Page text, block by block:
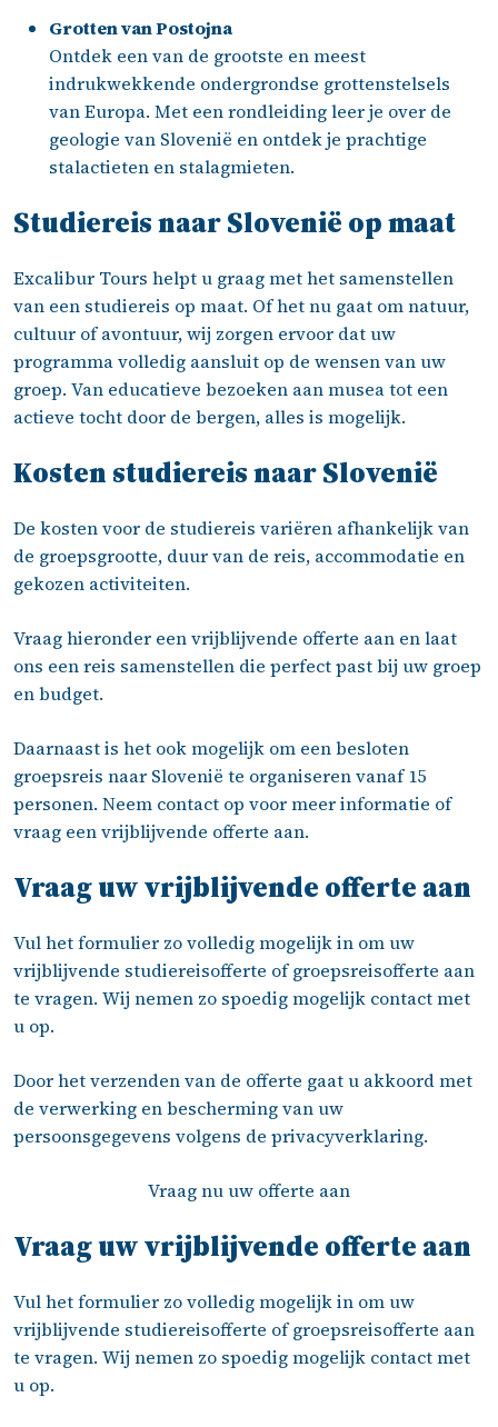
Grotten van Postojna
Ontdek een van de grootste en meest
indrukwekkende ondergrondse grottenstelsels
van Europa. Met een rondleiding leer je over de
geologie van Slovenië en ontdek je prachtige
stalactieten en stalagmieten.
Studiereis naar Slovenië op maat
Excalibur Tours helpt u graag met het samenstellen
van een studiereis op maat. Of het nu gaat om natuur,
cultuur of avontuur, wij zorgen ervoor dat uw
programma volledig aansluit op de wensen van uw
groep. Van educatieve bezoeken aan musea tot een
actieve tocht door de bergen, alles is mogelijk.
Kosten studiereis naar Slovenië
De kosten voor de studiereis variëren afhankelijk van
de groepsgrootte, duur van de reis, accommodatie en
gekozen activiteiten.
Vraag hieronder een vrijblijvende offerte aan en laat
ons een reis samenstellen die perfect past bij uw groep
en budget.
Daarnaast is het ook mogelijk om een besloten
groepsreis naar Slovenië te organiseren vanaf 15
personen. Neem contact op voor meer informatie of
vraag een vrijblijvende offerte aan.
Vraag uw vrijblijvende offerte aan
Vul het formulier zo volledig mogelijk in om uw
vrijblijvende studiereisofferte of groepsreisofferte aan
te vragen. Wij nemen zo spoedig mogelijk contact met
u op.
Door het verzenden van de offerte gaat u akkoord met
de verwerking en bescherming van uw
persoonsgegevens volgens de privacyverklaring.
Vraag nu uw offerte aan
Vraag uw vrijblijvende offerte aan
Vul het formulier zo volledig mogelijk in om uw
vrijblijvende studiereisofferte of groepsreisofferte aan
te vragen. Wij nemen zo spoedig mogelijk contact met
u op.